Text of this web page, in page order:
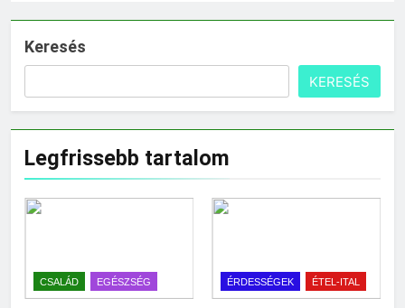
Keresés
KERESÉS
Legfrissebb tartalom
CSALÁD EGÉSZSÉG ÉRDESSÉGEK ÉTEL-ITAL